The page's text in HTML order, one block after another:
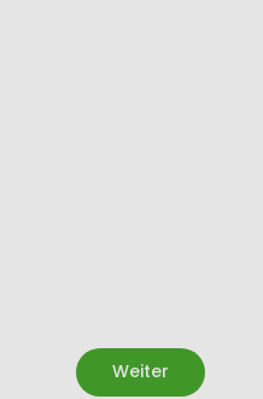
Weiter